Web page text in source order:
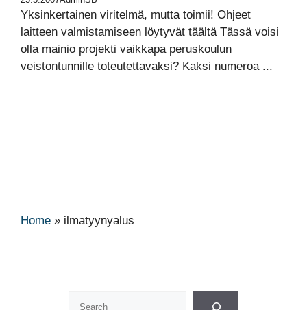
Yksinkertainen viritelmä, mutta toimii! Ohjeet
laitteen valmistamiseen löytyvät täältä Tässä voisi
olla mainio projekti vaikkapa peruskoulun
veistontunnille toteutettavaksi? Kaksi numeroa ...
Home » ilmatyynyalus